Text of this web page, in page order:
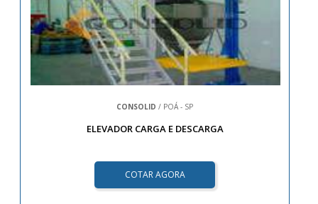
CONSOLID / POÁ - SP
ELEVADOR CARGA E DESCARGA
COTAR AGORA